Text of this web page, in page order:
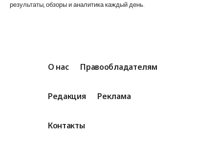
результаты, обзоры и аналитика каждый день.
О нас Правообладателям
Редакция Реклама
Контакты